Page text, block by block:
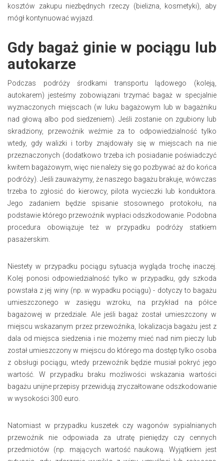
kosztów zakupu niezbędnych rzeczy (bielizna, kosmetyki), aby
mógł kontynuować wyjazd.
Gdy bagaż ginie w pociągu lub
autokarze
Podczas podróży środkami transportu lądowego (koleją,
autokarem) jesteśmy zobowiązani trzymać bagaż w specjalnie
wyznaczonych miejscach (w luku bagażowym lub w bagażniku
nad głową albo pod siedzeniem). Jeśli zostanie on zgubiony lub
skradziony, przewoźnik weźmie za to odpowiedzialność tylko
wtedy, gdy walizki i torby znajdowały się w miejscach na nie
przeznaczonych (dodatkowo trzeba ich posiadanie poświadczyć
kwitem bagażowym, więc nie należy się go pozbywać aż do końca
podróży). Jeśli zauważymy, że naszego bagażu brakuje, wówczas
trzeba to zgłosić do kierowcy, pilota wycieczki lub konduktora.
Jego zadaniem będzie spisanie stosownego protokołu, na
podstawie którego przewoźnik wypłaci odszkodowanie. Podobna
procedura obowiązuje też w przypadku podróży statkiem
pasażerskim.
Niestety w przypadku pociągu sytuacja wygląda trochę inaczej.
Kolej ponosi odpowiedzialność tylko w przypadku, gdy szkoda
powstała z jej winy (np. w wypadku pociągu) - dotyczy to bagażu
umieszczonego w zasięgu wzroku, na przykład na półce
bagażowej w przedziale. Ale jeśli bagaż został umieszczony w
miejscu wskazanym przez przewoźnika, lokalizacja bagażu jest z
dala od miejsca siedzenia i nie możemy mieć nad nim pieczy lub
został umieszczony w miejscu do którego ma dostęp tylko osoba
z obsługi pociągu, wtedy przewoźnik będzie musiał pokryć jego
wartość. W przypadku braku możliwości wskazania wartości
bagażu unijne przepisy przewidują zryczałtowane odszkodowanie
w wysokości 300 euro.
Natomiast w przypadku kuszetek czy wagonów sypialnianych
przewoźnik nie odpowiada za utratę pieniędzy czy cennych
przedmiotów (np. mających wartość naukową. Wyjątkiem jest